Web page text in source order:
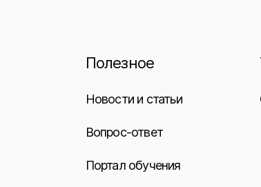
Полезное
Новости и статьи
Вопрос-ответ
Портал обучения